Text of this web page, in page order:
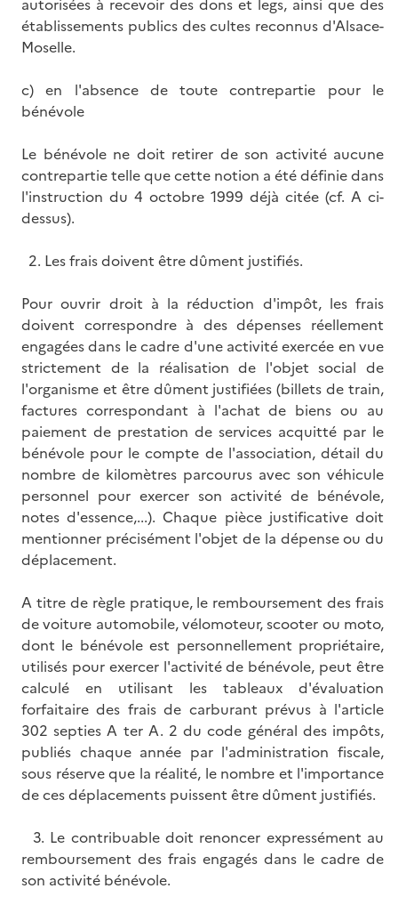
autorisées à recevoir des dons et legs, ainsi que des
établissements publics des cultes reconnus d'Alsace-
Moselle.
c) en l'absence de toute contrepartie pour le
bénévole
Le bénévole ne doit retirer de son activité aucune
contrepartie telle que cette notion a été définie dans
l'instruction du 4 octobre 1999 déjà citée (cf. A ci-
dessus).
2. Les frais doivent être dûment justifiés.
Pour ouvrir droit à la réduction d'impôt, les frais
doivent correspondre à des dépenses réellement
engagées dans le cadre d'une activité exercée en vue
strictement de la réalisation de l'objet social de
l'organisme et être dûment justifiées (billets de train,
factures correspondant à l'achat de biens ou au
paiement de prestation de services acquitté par le
bénévole pour le compte de l'association, détail du
nombre de kilomètres parcourus avec son véhicule
personnel pour exercer son activité de bénévole,
notes d'essence,...). Chaque pièce justificative doit
mentionner précisément l'objet de la dépense ou du
déplacement.
A titre de règle pratique, le remboursement des frais
de voiture automobile, vélomoteur, scooter ou moto,
dont le bénévole est personnellement propriétaire,
utilisés pour exercer l'activité de bénévole, peut être
calculé en utilisant les tableaux d'évaluation
forfaitaire des frais de carburant prévus à l'article
302 septies A ter A. 2 du code général des impôts,
publiés chaque année par l'administration fiscale,
sous réserve que la réalité, le nombre et l'importance
de ces déplacements puissent être dûment justifiés.
3. Le contribuable doit renoncer expressément au
remboursement des frais engagés dans le cadre de
son activité bénévole.